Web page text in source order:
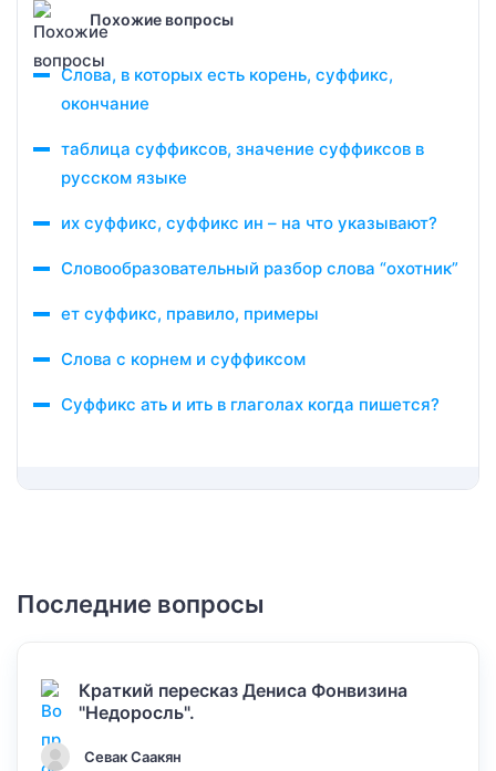
Похожие вопросы
Слова, в которых есть корень, суффикс,
окончание
таблица суффиксов, значение суффиксов в
русском языке
их суффикс, суффикс ин – на что указывают?
Словообразовательный разбор слова “охотник”
ет суффикс, правило, примеры
Слова с корнем и суффиксом
Суффикс ать и ить в глаголах когда пишется?
Последние вопросы
Краткий пересказ Дениса Фонвизина
"Недоросль".
Севак Саакян